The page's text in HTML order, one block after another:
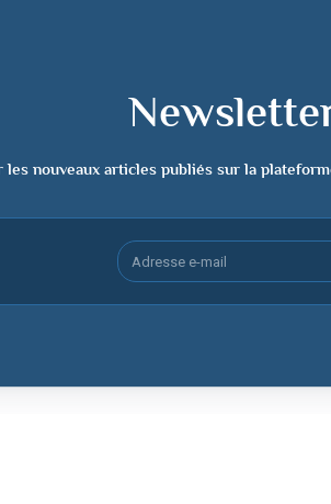
les nouveaux articles publiés sur la